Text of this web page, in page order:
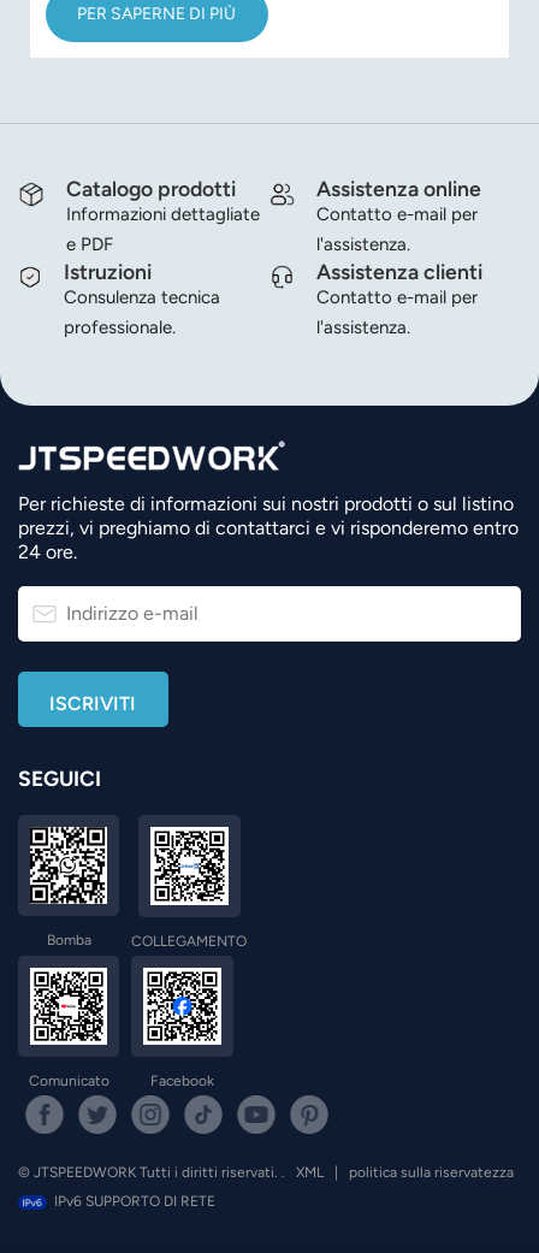
PER SAPERNE DI PIÙ
Catalogo prodotti
Informazioni dettagliate
e PDF
Assistenza online
Contatto e-mail per
l'assistenza.
Istruzioni
Consulenza tecnica
professionale.
Assistenza clienti
Contatto e-mail per
l'assistenza.
Per richieste di informazioni sui nostri prodotti o sul listino
prezzi, vi preghiamo di contattarci e vi risponderemo entro
24 ore.
SEGUICI
Bomba COLLEGAMENTO
Comunicato Facebook
© JTSPEEDWORK Tutti i diritti riservati. . XML
politica sulla riservatezza
IPv6 SUPPORTO DI RETE